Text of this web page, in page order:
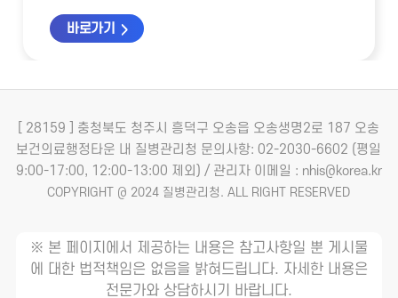
바로가기
[ 28159 ] 충청북도 청주시 흥덕구 오송읍 오송생명2로 187 오송
보건의료행정타운 내 질병관리청 문의사항: 02-2030-6602 (평일
9:00-17:00, 12:00-13:00 제외) / 관리자 이메일 : nhis@korea.kr
COPYRIGHT @ 2024 질병관리청. ALL RIGHT RESERVED
※ 본 페이지에서 제공하는 내용은 참고사항일 뿐 게시물
에 대한 법적책임은 없음을 밝혀드립니다. 자세한 내용은
전문가와 상담하시기 바랍니다.